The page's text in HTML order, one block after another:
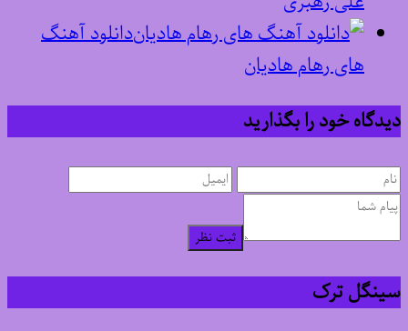
دانلود آهنگ
های رهام هادیان
دیدگاه خود را بگذارید
ثبت نظر
سینگل ترک